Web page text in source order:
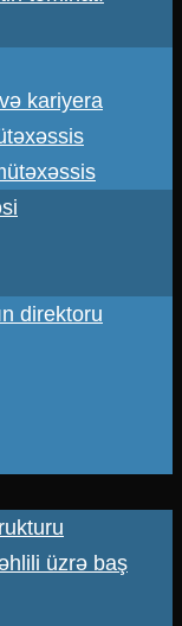
kariyera
direktoru
üzrə baş